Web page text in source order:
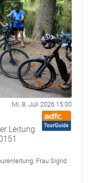
Mi. 8. Juli 2026 15:00
Leitung
Frau Sigrid